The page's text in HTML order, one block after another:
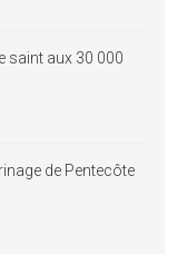
saint aux 30 000
de Pentecôte